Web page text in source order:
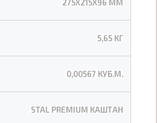
275Х215Х96 ММ
5,65 КГ
0,00567 КУБ.М.
STAL PREMIUM КАШТАН